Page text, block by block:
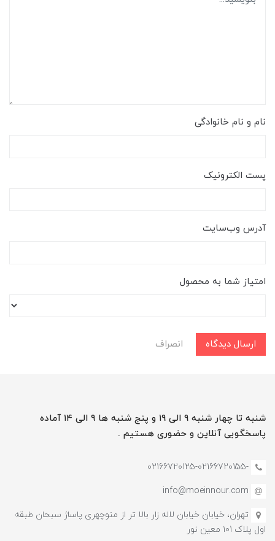
نام و نام خانوادگی
پست الکترونیک
آدرس وب‌سایت
امتیاز شما به محصول
ارسال دیدگاه انصراف
شنبه تا چهار شنبه ۹ الی ۱۹ و پنج شنبه ها ۹ الی ۱۴ آماده
پاسخگویی آنلاین و حضوری هستیم .
-02166720125-02166720155
info@moeinnour.com
تهران، خیابان خیابان لاله زار بالا تر از منوچهری پاساژ سبحان طبقه
اول پلاک ۱۰1 معین نور